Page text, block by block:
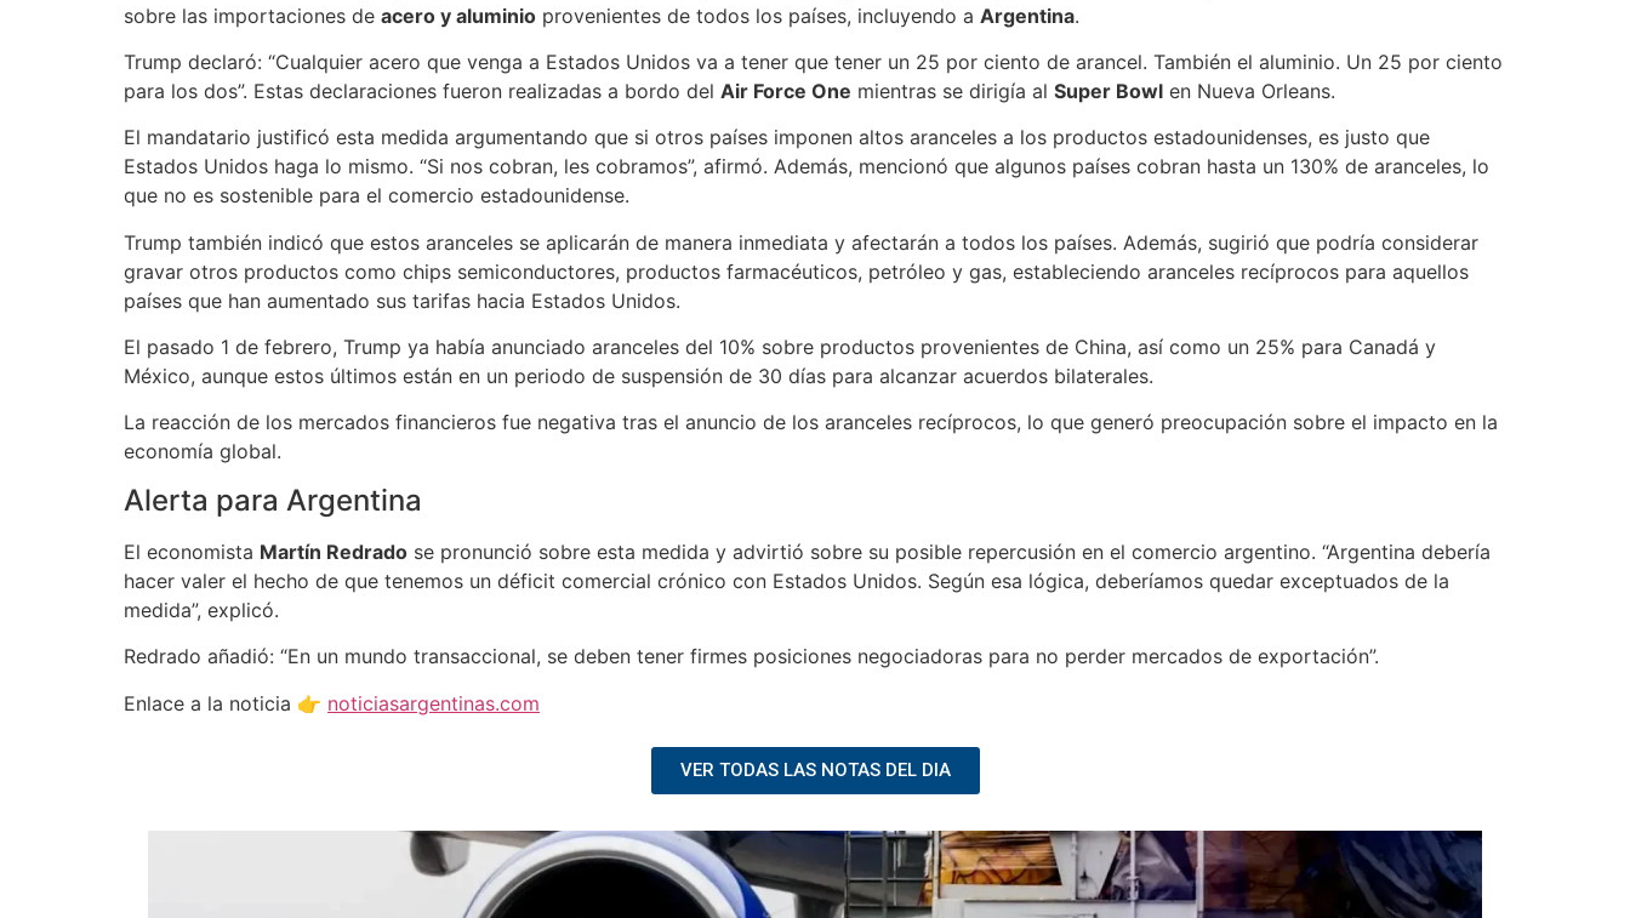
sobre las importaciones de acero y aluminio provenientes de todos los países, incluyendo a Argentina.
Trump declaró: “Cualquier acero que venga a Estados Unidos va a tener que tener un 25 por ciento de arancel. También el aluminio. Un 25 por ciento
para los dos”. Estas declaraciones fueron realizadas a bordo del Air Force One mientras se dirigía al Super Bowl en Nueva Orleans.
El mandatario justificó esta medida argumentando que si otros países imponen altos aranceles a los productos estadounidenses, es justo que
Estados Unidos haga lo mismo. “Si nos cobran, les cobramos”, afirmó. Además, mencionó que algunos países cobran hasta un 130% de aranceles, lo
que no es sostenible para el comercio estadounidense.
Trump también indicó que estos aranceles se aplicarán de manera inmediata y afectarán a todos los países. Además, sugirió que podría considerar
gravar otros productos como chips semiconductores, productos farmacéuticos, petróleo y gas, estableciendo aranceles recíprocos para aquellos
países que han aumentado sus tarifas hacia Estados Unidos.
El pasado 1 de febrero, Trump ya había anunciado aranceles del 10% sobre productos provenientes de China, así como un 25% para Canadá y
México, aunque estos últimos están en un periodo de suspensión de 30 días para alcanzar acuerdos bilaterales.
La reacción de los mercados financieros fue negativa tras el anuncio de los aranceles recíprocos, lo que generó preocupación sobre el impacto en la
economía global.
Alerta para Argentina
El economista Martín Redrado se pronunció sobre esta medida y advirtió sobre su posible repercusión en el comercio argentino. “Argentina debería
hacer valer el hecho de que tenemos un déficit comercial crónico con Estados Unidos. Según esa lógica, deberíamos quedar exceptuados de la
medida”, explicó.
Redrado añadió: “En un mundo transaccional, se deben tener firmes posiciones negociadoras para no perder mercados de exportación”.
Enlace a la noticia 👉 noticiasargentinas.com
VER TODAS LAS NOTAS DEL DIA